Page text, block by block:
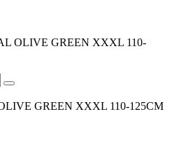
OLIVE GREEN XXXL 110-